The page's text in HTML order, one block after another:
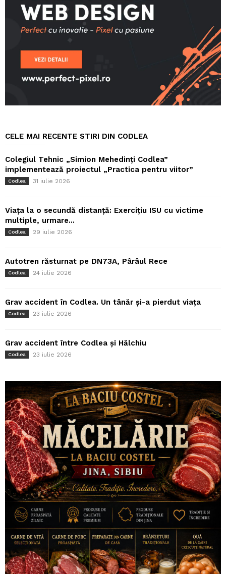
CELE MAI RECENTE STIRI DIN CODLEA
Colegiul Tehnic „Simion Mehedinți Codlea”
implementează proiectul „Practica pentru viitor”
Codlea 31 iulie 2026
Viața la o secundă distanță: Exercițiu ISU cu victime
multiple, urmare...
Codlea 29 iulie 2026
Autotren răsturnat pe DN73A, Pârâul Rece
Codlea 24 iulie 2026
Grav accident în Codlea. Un tânăr și-a pierdut viața
Codlea 23 iulie 2026
Grav accident între Codlea și Hălchiu
Codlea 23 iulie 2026